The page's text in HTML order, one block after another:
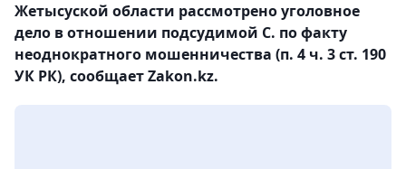
Жетысуской области рассмотрено уголовное
дело в отношении подсудимой С. по факту
неоднократного мошенничества (п. 4 ч. 3 ст. 190
УК РК), сообщает Zakon.kz.